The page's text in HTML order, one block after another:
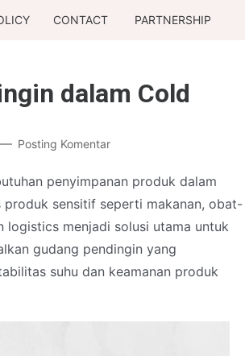
CONTACT PARTNERSHIP
dalam Cold
Posting Komentar
penyimpanan produk dalam
sensitif seperti makanan, obat-
logistics menjadi solusi utama untuk
gudang pendingin yang
suhu dan keamanan produk